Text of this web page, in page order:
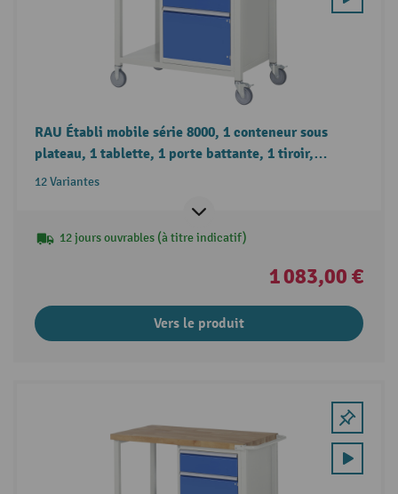
RAU Établi mobile série 8000, 1 conteneur sous
plateau, 1 tablette, 1 porte battante, 1 tiroir,
hauteur 880 mm
12 Variantes
12 jours ouvrables (à titre indicatif)
1 083,00 €
Vers le produit